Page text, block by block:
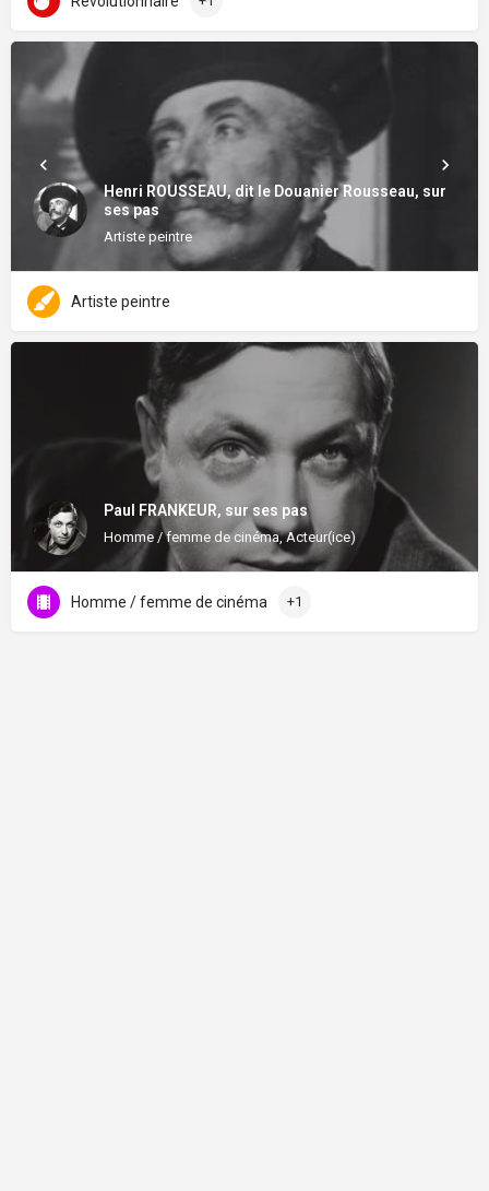
Henri ROUSSEAU, dit le Douanier Rousseau, sur
ses pas
Artiste peintre
Artiste peintre
Paul FRANKEUR, sur ses pas
Homme / femme de cinéma, Acteur(ice)
Homme / femme de cinéma +1